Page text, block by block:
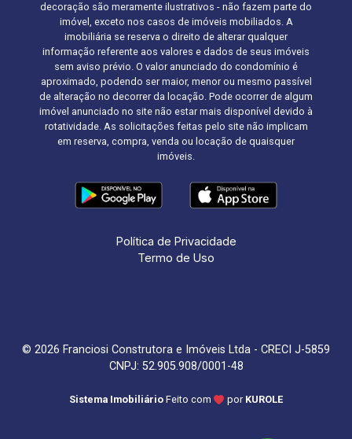
decoração são meramente ilustrativos - não fazem parte do
imóvel, exceto nos casos de imóveis mobiliados. A
imobiliária se reserva o direito de alterar qualquer
informação referente aos valores e dados de seus imóveis
sem aviso prévio. O valor anunciado do condomínio é
aproximado, podendo ser maior, menor ou mesmo passível
de alteração no decorrer da locação. Pode ocorrer de algum
imóvel anunciado no site não estar mais disponível devido à
rotatividade. As solicitações feitas pelo site não implicam
em reserva, compra, venda ou locação de quaisquer
imóveis.
Política de Privacidade
Termo de Uso
© 2026 Franciosi Construtora e Imóveis Ltda - CRECI J-5859
CNPJ: 52.905.908/0001-48
Sistema Imobiliário Feito com por KUROLE